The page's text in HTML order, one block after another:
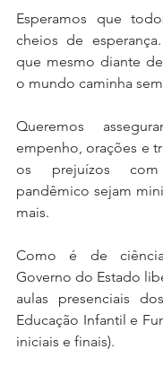
Esperamos que
cheios de
que mesmo diante
o mundo caminha
Queremos
empenho, orações e
os prejuízos
pandêmico sejam
mais.
Como é de
Governo do Estado
aulas presenciais
Educação Infantil e
iniciais e finais).